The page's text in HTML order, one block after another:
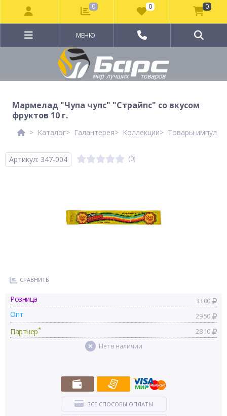
МЕНЮ
Мармелад "Чупа чупс" "Страйпс" со вкусом
фруктов 10 г.
Каталог Галантерея Коллекции Товары
Артикул: 347-004 (0)
СРАВНИТЬ
Розница 33.00
Опт 29.50
Партнер* 28.10
Нет в наличии
ВСЕ СПОСОБЫ ОПЛАТЫ
0 0 0